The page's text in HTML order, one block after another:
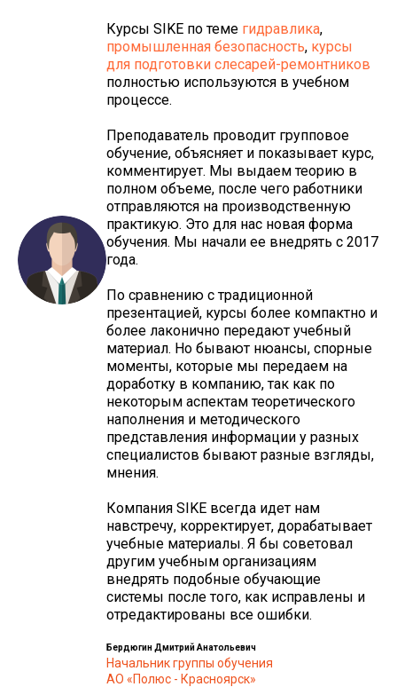
Курсы SIKE по теме гидравлика,
промышленная безопасность, курсы
для подготовки слесарей-ремонтников
полностью используются в учебном
процессе.
Преподаватель проводит групповое
обучение, объясняет и показывает курс,
комментирует. Мы выдаем теорию в
полном объеме, после чего работники
отправляются на производственную
практикую. Это для нас новая форма
обучения. Мы начали ее внедрять с 2017
года.
По сравнению с традиционной
презентацией, курсы более компактно и
более лаконично передают учебный
материал. Но бывают нюансы, спорные
моменты, которые мы передаем на
доработку в компанию, так как по
некоторым аспектам теоретического
наполнения и методического
представления информации у разных
специалистов бывают разные взгляды,
мнения.
Компания SIKE всегда идет нам
навстречу, корректирует, дорабатывает
учебные материалы. Я бы советовал
другим учебным организациям
внедрять подобные обучающие
системы после того, как исправлены и
отредактированы все ошибки.
Бердюгин Дмитрий Анатольевич
Начальник группы обучения
АО «Полюс - Красноярск»